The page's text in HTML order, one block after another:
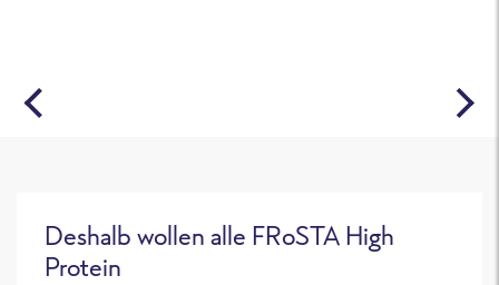
Deshalb wollen alle FRoSTA High
Protein